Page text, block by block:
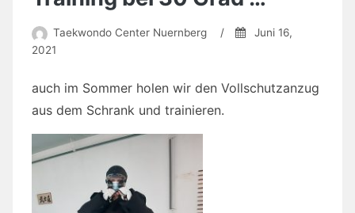
Taekwondo Center Nuernberg /
Juni 16,
2021
auch im Sommer holen wir den Vollschutzanzug
aus dem Schrank und trainieren.